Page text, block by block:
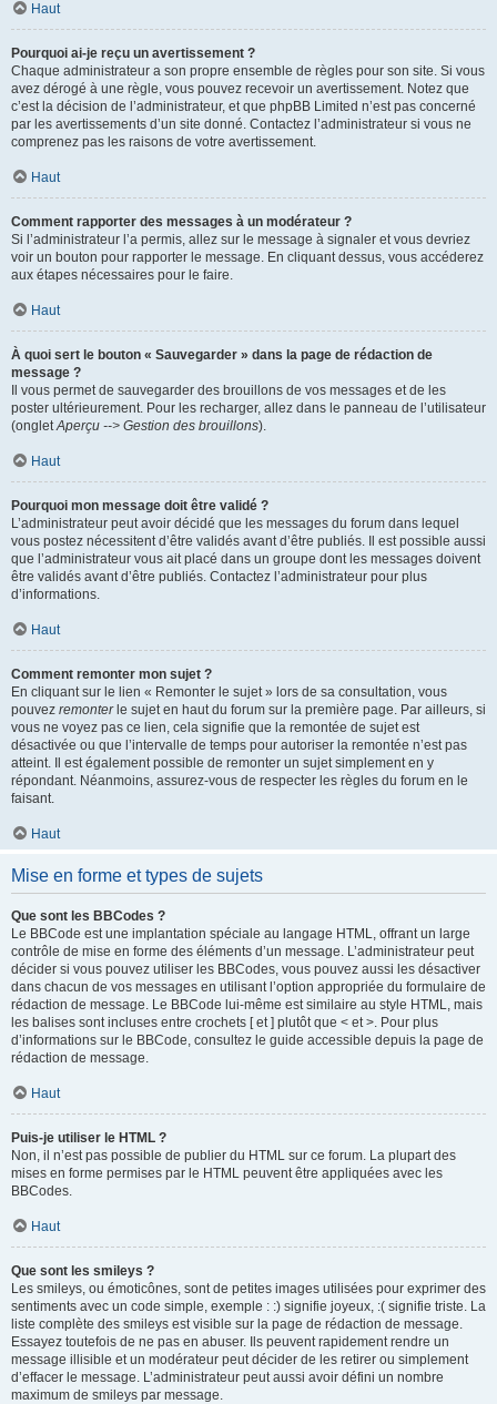
Haut
Pourquoi ai-je reçu un avertissement ?
Chaque administrateur a son propre ensemble de règles pour son site. Si vous
avez dérogé à une règle, vous pouvez recevoir un avertissement. Notez que
c’est la décision de l’administrateur, et que phpBB Limited n’est pas concerné
par les avertissements d’un site donné. Contactez l’administrateur si vous ne
comprenez pas les raisons de votre avertissement.
Haut
Comment rapporter des messages à un modérateur ?
Si l’administrateur l’a permis, allez sur le message à signaler et vous devriez
voir un bouton pour rapporter le message. En cliquant dessus, vous accéderez
aux étapes nécessaires pour le faire.
Haut
À quoi sert le bouton « Sauvegarder » dans la page de rédaction de
message ?
Il vous permet de sauvegarder des brouillons de vos messages et de les
poster ultérieurement. Pour les recharger, allez dans le panneau de l’utilisateur
(ongletAperçu --> Gestion des brouillons).
Haut
Pourquoi mon message doit être validé ?
L’administrateur peut avoir décidé que les messages du forum dans lequel
vous postez nécessitent d’être validés avant d’être publiés. Il est possible aussi
que l’administrateur vous ait placé dans un groupe dont les messages doivent
être validés avant d’être publiés. Contactez l’administrateur pour plus
d’informations.
Haut
Comment remonter mon sujet ?
En cliquant sur le lien « Remonter le sujet » lors de sa consultation, vous
pouvez remonterle sujet en haut du forum sur la première page. Par ailleurs, si
vous ne voyez pas ce lien, cela signifie que la remontée de sujet est
désactivée ou que l’intervalle de temps pour autoriser la remontée n’est pas
atteint. Il est également possible de remonter un sujet simplement en y
répondant. Néanmoins, assurez-vous de respecter les règles du forum en le
faisant.
Haut
Mise en forme et types de sujets
Que sont les BBCodes ?
Le BBCode est une implantation spéciale au langage HTML, offrant un large
contrôle de mise en forme des éléments d’un message. L’administrateur peut
décider si vous pouvez utiliser les BBCodes, vous pouvez aussi les désactiver
dans chacun de vos messages en utilisant l’option appropriée du formulaire de
rédaction de message. Le BBCode lui-même est similaire au style HTML, mais
les balises sont incluses entre crochets [ et ] plutôt que < et >. Pour plus
d’informations sur le BBCode, consultez le guide accessible depuis la page de
rédaction de message.
Haut
Puis-je utiliser le HTML ?
Non, il n’est pas possible de publier du HTML sur ce forum. La plupart des
mises en forme permises par le HTML peuvent être appliquées avec les
BBCodes.
Haut
Que sont les smileys ?
Les smileys, ou émoticônes, sont de petites images utilisées pour exprimer des
sentiments avec un code simple, exemple : :) signifie joyeux, :( signifie triste. La
liste complète des smileys est visible sur la page de rédaction de message.
Essayez toutefois de ne pas en abuser. Ils peuvent rapidement rendre un
message illisible et un modérateur peut décider de les retirer ou simplement
d’effacer le message. L’administrateur peut aussi avoir défini un nombre
maximum de smileys par message.